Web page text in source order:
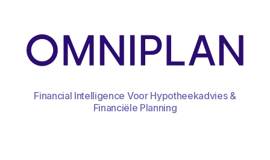
Financial Intelligence Voor Hypotheekadvies &
Financiële Planning